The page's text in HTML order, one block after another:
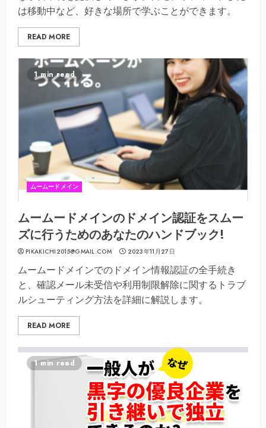
は移動中など、好きな場所で学ぶことができます。
READ MORE
1 min read
ムームードメイン
ムームードメインのドメイン認証をスムー
ズに行うためのあなたのハンドブック!
PIKAKICHI2015@GMAIL.COM 2023年11月27日
ムームードメインでのドメイン情報認証の全手続き
と、確認メール未受信や利用制限解除に関するトラブ
ルシューティング方法を詳細に解説します。
READ MORE
1 min read